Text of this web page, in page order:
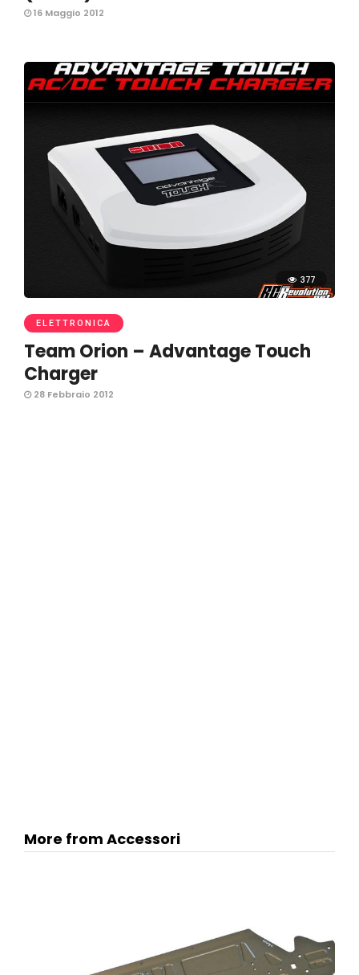
16 Maggio 2012
377
ELETTRONICA
Team Orion – Advantage Touch
Charger
28 Febbraio 2012
More from Accessori